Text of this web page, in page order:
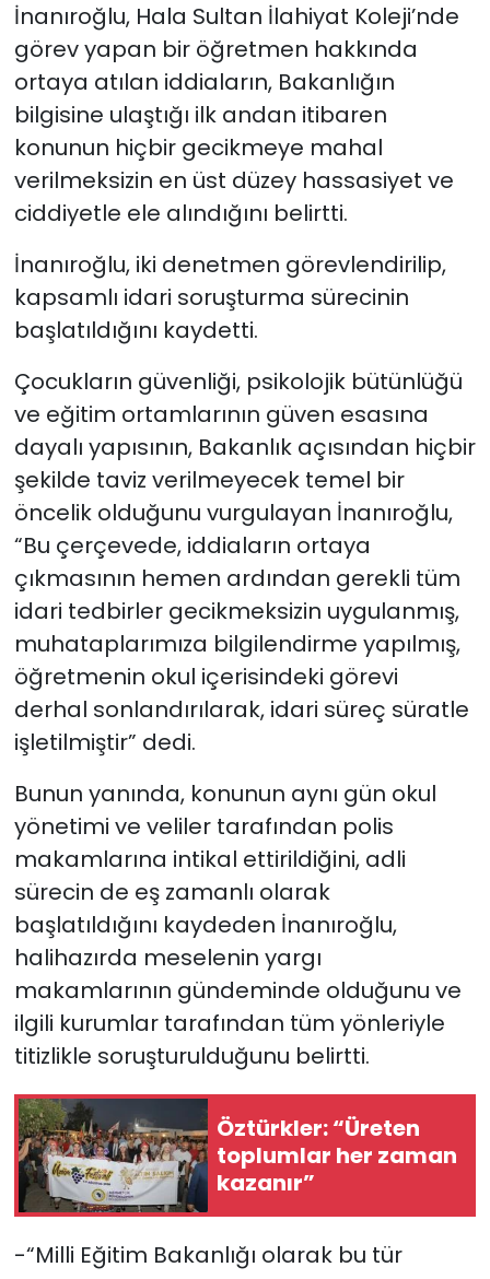
İnanıroğlu, Hala Sultan İlahiyat Koleji’nde
görev yapan bir öğretmen hakkında
ortaya atılan iddiaların, Bakanlığın
bilgisine ulaştığı ilk andan itibaren
konunun hiçbir gecikmeye mahal
verilmeksizin en üst düzey hassasiyet ve
ciddiyetle ele alındığını belirtti.
İnanıroğlu, iki denetmen görevlendirilip,
kapsamlı idari soruşturma sürecinin
başlatıldığını kaydetti.
Çocukların güvenliği, psikolojik bütünlüğü
ve eğitim ortamlarının güven esasına
dayalı yapısının, Bakanlık açısından hiçbir
şekilde taviz verilmeyecek temel bir
öncelik olduğunu vurgulayan İnanıroğlu,
“Bu çerçevede, iddiaların ortaya
çıkmasının hemen ardından gerekli tüm
idari tedbirler gecikmeksizin uygulanmış,
muhataplarımıza bilgilendirme yapılmış,
öğretmenin okul içerisindeki görevi
derhal sonlandırılarak, idari süreç süratle
işletilmiştir” dedi.
Bunun yanında, konunun aynı gün okul
yönetimi ve veliler tarafından polis
makamlarına intikal ettirildiğini, adli
sürecin de eş zamanlı olarak
başlatıldığını kaydeden İnanıroğlu,
halihazırda meselenin yargı
makamlarının gündeminde olduğunu ve
ilgili kurumlar tarafından tüm yönleriyle
titizlikle soruşturulduğunu belirtti.
Öztürkler: “Üreten
toplumlar her zaman
kazanır”
-“Milli Eğitim Bakanlığı olarak bu tür